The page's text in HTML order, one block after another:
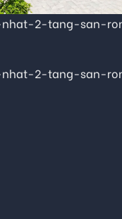
2-tang-san-
2-tang-san-